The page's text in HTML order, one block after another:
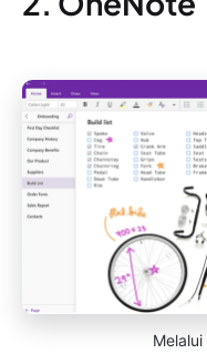
Melalui